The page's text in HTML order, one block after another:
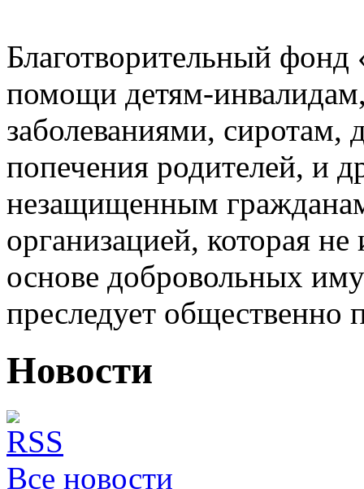
Благотворительный фонд
помощи детям-
заболеваниями, сиротам,
попечения родителей, и
незащищенным
организацией, которая
основе добровольных
преследует общественно
Новости
Все новости